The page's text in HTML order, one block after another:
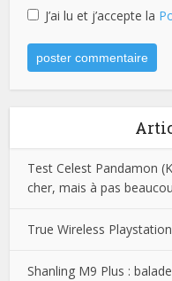
J’ai lu et j’accepte la
Test Celest Pandamon
cher, mais à pas
True Wireless
Shanling M9 Plus :